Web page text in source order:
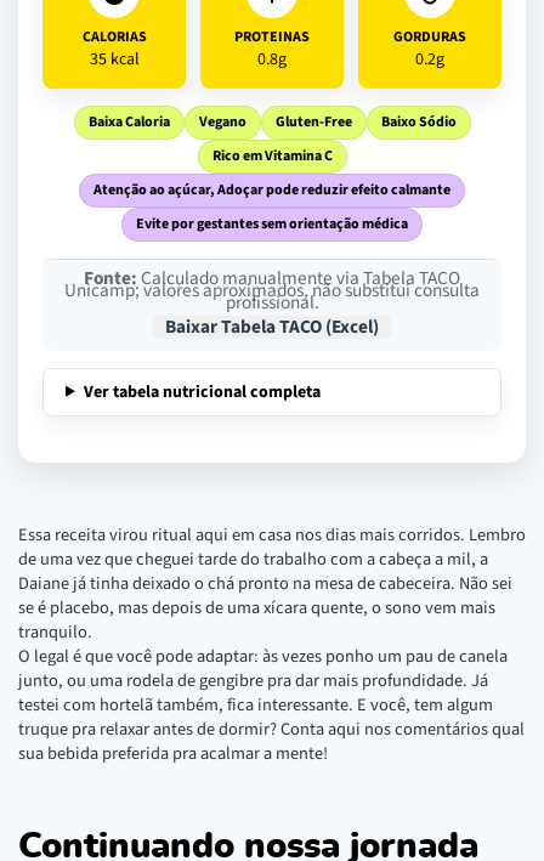
CALORIAS
35 kcal
PROTEINAS
0.8g
GORDURAS
0.2g
Baixa Caloria Vegano Gluten-Free
Baixo Sódio
Rico em Vitamina C
Atenção ao açúcar, Adoçar pode reduzir efeito calmante
Evite por gestantes sem orientação médica
Fonte:Calculado manualmente via Tabela TACO
Unicamp; valores aproximados, não substitui consulta
profissional.
Baixar Tabela TACO (Excel)
Ver tabela nutricional completa
Essa receita virou ritual aqui em casa nos dias mais corridos. Lembro
de uma vez que cheguei tarde do trabalho com a cabeça a mil, a
Daiane já tinha deixado o chá pronto na mesa de cabeceira. Não sei
se é placebo, mas depois de uma xícara quente, o sono vem mais
tranquilo.
O legal é que você pode adaptar: às vezes ponho um pau de canela
junto, ou uma rodela de gengibre pra dar mais profundidade. Já
testei com hortelã também, fica interessante. E você, tem algum
truque pra relaxar antes de dormir? Conta aqui nos comentários qual
sua bebida preferida pra acalmar a mente!
Continuando nossa jornada